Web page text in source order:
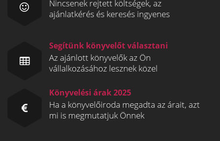
Nincsenek rejtett költségek, az
ajánlatkérés és keresés ingyenes
Segítünk könyvelőt választani
Az ajánlott könyvelők az Ön
vállalkozásához lesznek közel
Könyvelési árak 2025
Ha a könyvelőiroda megadta az árait, azt
mi is megmutatjuk Önnek